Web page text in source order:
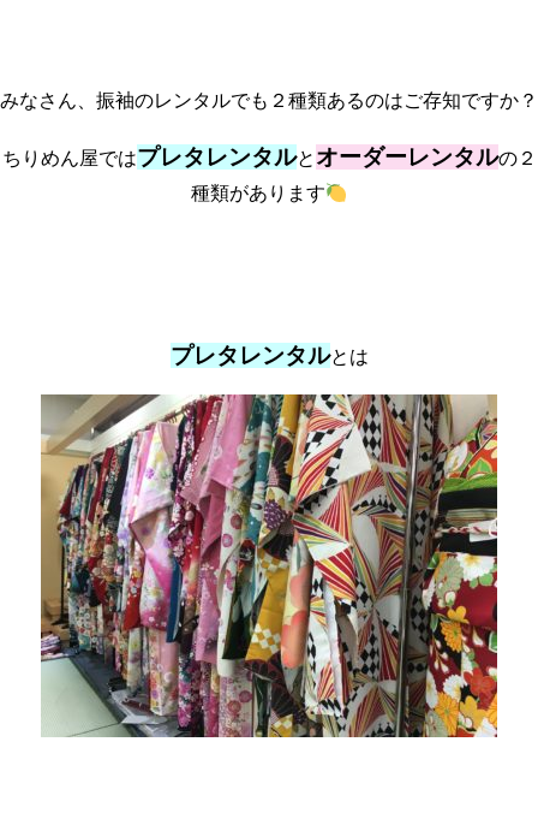
みなさん、振袖のレンタルでも２種類あるのはご存知ですか？
ちりめん屋ではプレタレンタルと オーダーレンタルの２
種類があります
プレタレンタルとは